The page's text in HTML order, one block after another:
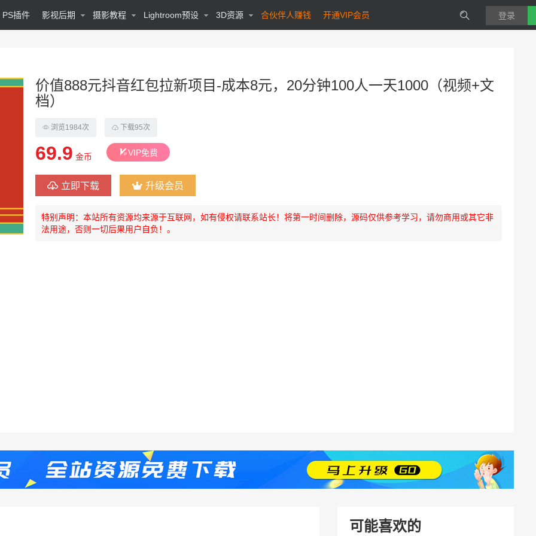
PS插件 影视后期 摄影教程 Lightroom预设 3D资源 合伙伴人赚钱 开通VIP会员 登录
价值888元抖音红包拉新项目-成本8元，20分钟100人一天1000（视频+文
档）
浏览1984次 下载95次
69.9 金币 VIP免费
立即下载 升级会员
特别声明：本站所有资源均来源于互联网，如有侵权请联系站长！将第一时间删除，源码仅供参考学习，请勿商用或其它非
法用途，否则一切后果用户自负！。
可能喜欢的